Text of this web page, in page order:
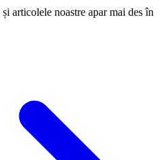
și articolele noastre apar mai des în